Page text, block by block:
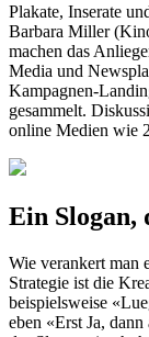
Plakate, Inserate
Barbara Miller
machen das
Media und
Kampagnen-
gesammelt.
online Medien wie
Ein Slogan,
Wie verankert man
Strategie ist die
beispielsweise
eben «Erst Ja,